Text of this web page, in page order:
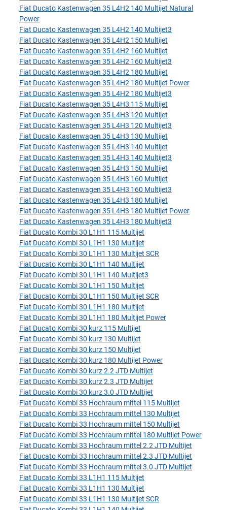
Fiat Ducato Kastenwagen 35 L4H2 140 Multijet Natural
Power
Fiat Ducato Kastenwagen 35 L4H2 140 Multijet3
Fiat Ducato Kastenwagen 35 L4H2 150 Multijet
Fiat Ducato Kastenwagen 35 L4H2 160 Multijet
Fiat Ducato Kastenwagen 35 L4H2 160 Multijet3
Fiat Ducato Kastenwagen 35 L4H2 180 Multijet
Fiat Ducato Kastenwagen 35 L4H2 180 Multijet Power
Fiat Ducato Kastenwagen 35 L4H2 180 Multijet3
Fiat Ducato Kastenwagen 35 L4H3 115 Multijet
Fiat Ducato Kastenwagen 35 L4H3 120 Multijet
Fiat Ducato Kastenwagen 35 L4H3 120 Multijet3
Fiat Ducato Kastenwagen 35 L4H3 130 Multijet
Fiat Ducato Kastenwagen 35 L4H3 140 Multijet
Fiat Ducato Kastenwagen 35 L4H3 140 Multijet3
Fiat Ducato Kastenwagen 35 L4H3 150 Multijet
Fiat Ducato Kastenwagen 35 L4H3 160 Multijet
Fiat Ducato Kastenwagen 35 L4H3 160 Multijet3
Fiat Ducato Kastenwagen 35 L4H3 180 Multijet
Fiat Ducato Kastenwagen 35 L4H3 180 Multijet Power
Fiat Ducato Kastenwagen 35 L4H3 180 Multijet3
Fiat Ducato Kombi 30 L1H1 115 Multijet
Fiat Ducato Kombi 30 L1H1 130 Multijet
Fiat Ducato Kombi 30 L1H1 130 Multijet SCR
Fiat Ducato Kombi 30 L1H1 140 Multijet
Fiat Ducato Kombi 30 L1H1 140 Multijet3
Fiat Ducato Kombi 30 L1H1 150 Multijet
Fiat Ducato Kombi 30 L1H1 150 Multijet SCR
Fiat Ducato Kombi 30 L1H1 180 Multijet
Fiat Ducato Kombi 30 L1H1 180 Multijet Power
Fiat Ducato Kombi 30 kurz 115 Multijet
Fiat Ducato Kombi 30 kurz 130 Multijet
Fiat Ducato Kombi 30 kurz 150 Multijet
Fiat Ducato Kombi 30 kurz 180 Multijet Power
Fiat Ducato Kombi 30 kurz 2.2 JTD Multijet
Fiat Ducato Kombi 30 kurz 2.3 JTD Multijet
Fiat Ducato Kombi 30 kurz 3.0 JTD Multijet
Fiat Ducato Kombi 33 Hochraum mittel 115 Multijet
Fiat Ducato Kombi 33 Hochraum mittel 130 Multijet
Fiat Ducato Kombi 33 Hochraum mittel 150 Multijet
Fiat Ducato Kombi 33 Hochraum mittel 180 Multijet Power
Fiat Ducato Kombi 33 Hochraum mittel 2.2 JTD Multijet
Fiat Ducato Kombi 33 Hochraum mittel 2.3 JTD Multijet
Fiat Ducato Kombi 33 Hochraum mittel 3.0 JTD Multijet
Fiat Ducato Kombi 33 L1H1 115 Multijet
Fiat Ducato Kombi 33 L1H1 130 Multijet
Fiat Ducato Kombi 33 L1H1 130 Multijet SCR